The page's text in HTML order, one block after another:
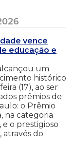
vence
educação e
um
histórico
(17), ao ser
prêmios de
o Prêmio
na categoria
o prestigioso
através do